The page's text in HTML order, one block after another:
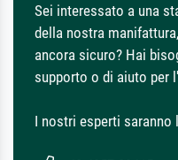
Sei interessato a una
della nostra
ancora sicuro? Hai
supporto o di aiuto per
I nostri esperti saranno